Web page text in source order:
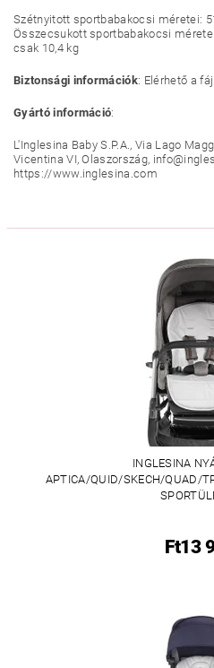
Szétnyitott sportbabakocsi méretei:
Összecsukott sportbabakocsi
csak 10,4 kg
Biztonsági információk: Elérhető a
Gyártó információ:
L'Inglesina Baby S.P.A., Via Lago
Vicentina VI, Olaszország,
https://www.inglesina.com
INGLESINA
APTICA/QUID/SKECH/QUAD/
Ft13